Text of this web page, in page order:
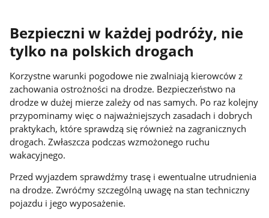
Bezpieczni w każdej podróży, nie
tylko na polskich drogach
Korzystne warunki pogodowe nie zwalniają kierowców z
zachowania ostrożności na drodze. Bezpieczeństwo na
drodze w dużej mierze zależy od nas samych. Po raz kolejny
przypominamy więc o najważniejszych zasadach i dobrych
praktykach, które sprawdzą się również na zagranicznych
drogach. Zwłaszcza podczas wzmożonego ruchu
wakacyjnego.
Przed wyjazdem sprawdźmy trasę i ewentualne utrudnienia
na drodze. Zwróćmy szczególną uwagę na stan techniczny
pojazdu i jego wyposażenie.